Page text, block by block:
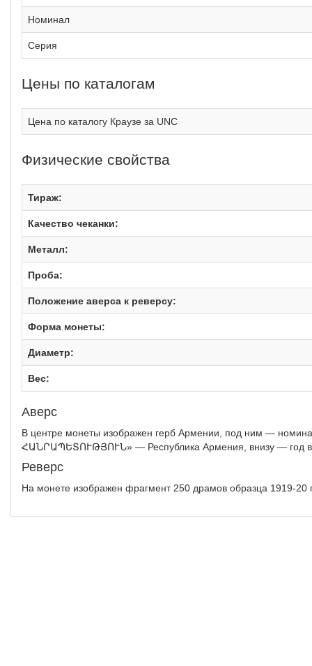
Номинал
Серия
Цены по каталогам
Цена по каталогу Краузе за UNC
Физические свойства
Тираж:
Качество чеканки:
Металл:
Проба:
Положение аверса к реверсу:
Форма монеты:
Диаметр:
Вес:
Аверс
В центре монеты изображен герб Армении, под ним —
ՀԱՆՐԱՊԵՏՈՒԹՅՈՒՆ» — Республика Армения, внизу — год
Реверс
На монете изображен фрагмент 250 драмов образца 1919-20